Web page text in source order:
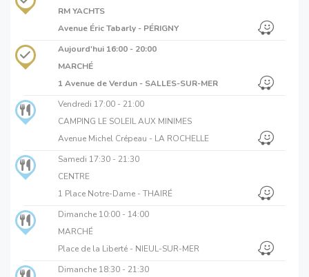
RM YACHTS
Avenue Éric Tabarly - PÉRIGNY
Aujourd'hui 16:00 - 20:00
MARCHÉ
1 Avenue de Verdun - SALLES-SUR-MER
Vendredi 17:00 - 21:00
CAMPING LE SOLEIL AUX MINIMES
Avenue Michel Crépeau - LA ROCHELLE
Samedi 17:30 - 21:30
CENTRE
1 Place Notre-Dame - THAIRÉ
Dimanche 10:00 - 14:00
MARCHÉ
Place de la Liberté - NIEUL-SUR-MER
Dimanche 18:30 - 21:30